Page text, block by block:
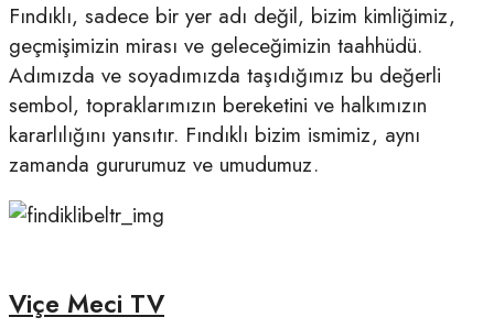
Fındıklı, sadece bir yer adı değil, bizim kimliğimiz,
geçmişimizin mirası ve geleceğimizin taahhüdü.
Adımızda ve soyadımızda taşıdığımız bu değerli
sembol, topraklarımızın bereketini ve halkımızın
kararlılığını yansıtır. Fındıklı bizim ismimiz, aynı
zamanda gururumuz ve umudumuz.
Viçe Meci TV